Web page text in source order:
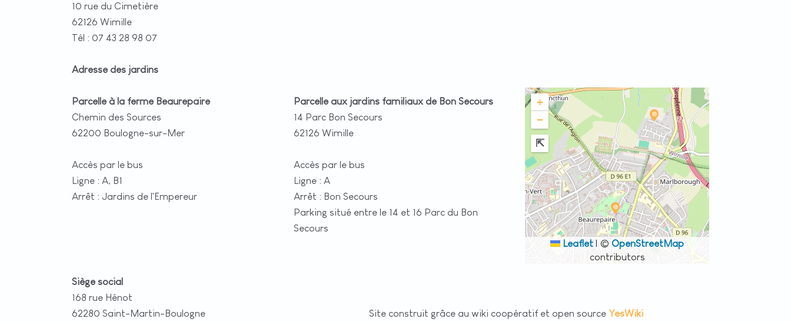
10 rue du Cimetière
62126 Wimille
Tél : 07 43 28 98 07
Adresse des jardins
Parcelle à la ferme Beaurepaire
Chemin des Sources
62200 Boulogne-sur-Mer
Accès par le bus
Ligne : A, B1
Arrêt : Jardins de l'Empereur
Parcelle aux jardins familiaux de Bon Secours
14 Parc Bon Secours
62126 Wimille
Accès par le bus
Ligne : A
Arrêt : Bon Secours
Parking situé entre le 14 et 16 Parc du Bon
Secours
+
−
Leaflet ©OpenStreetMap
contributors
Siège social
168 rue Hénot
62280 Saint-Martin-Boulogne
Site construit grâce au wiki coopératif et open source YesWiki